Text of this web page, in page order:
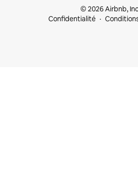
© 2026 Airbnb,
Confidentialité